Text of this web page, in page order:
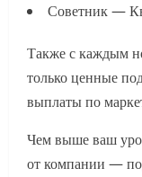
Советник —
Также с каждым
только ценные
выплаты по
Чем выше ваш
от компании —